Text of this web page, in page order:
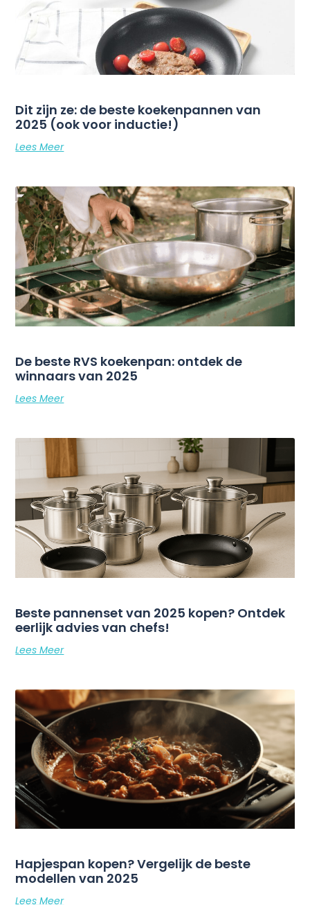
Dit zijn ze: de beste koekenpannen van
2025 (ook voor inductie!)
Lees Meer
De beste RVS koekenpan: ontdek de
winnaars van 2025
Lees Meer
Beste pannenset van 2025 kopen? Ontdek
eerlijk advies van chefs!
Lees Meer
Hapjespan kopen? Vergelijk de beste
modellen van 2025
Lees Meer